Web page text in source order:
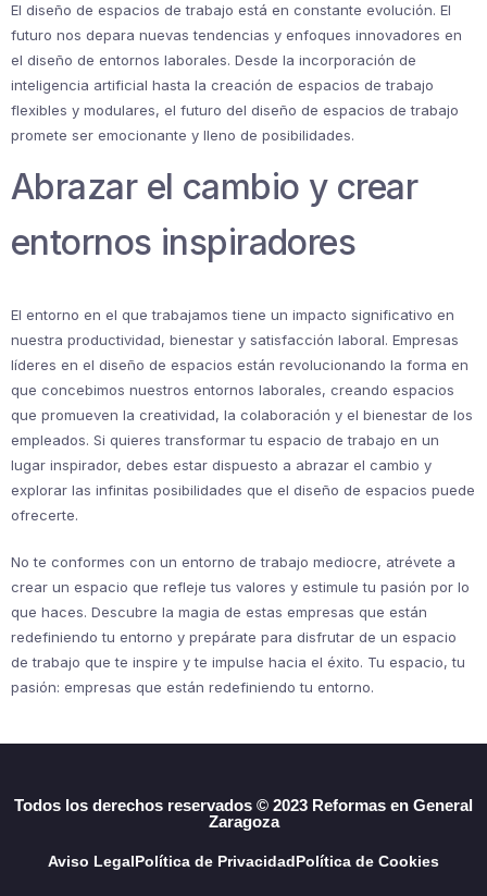
El diseño de espacios de trabajo está en constante evolución. El
futuro nos depara nuevas tendencias y enfoques innovadores en
el diseño de entornos laborales. Desde la incorporación de
inteligencia artificial hasta la creación de espacios de trabajo
flexibles y modulares, el futuro del diseño de espacios de trabajo
promete ser emocionante y lleno de posibilidades.
Abrazar el cambio y crear
entornos inspiradores
El entorno en el que trabajamos tiene un impacto significativo en
nuestra productividad, bienestar y satisfacción laboral. Empresas
líderes en el diseño de espacios están revolucionando la forma en
que concebimos nuestros entornos laborales, creando espacios
que promueven la creatividad, la colaboración y el bienestar de los
empleados. Si quieres transformar tu espacio de trabajo en un
lugar inspirador, debes estar dispuesto a abrazar el cambio y
explorar las infinitas posibilidades que el diseño de espacios puede
ofrecerte.
No te conformes con un entorno de trabajo mediocre, atrévete a
crear un espacio que refleje tus valores y estimule tu pasión por lo
que haces. Descubre la magia de estas empresas que están
redefiniendo tu entorno y prepárate para disfrutar de un espacio
de trabajo que te inspire y te impulse hacia el éxito. Tu espacio, tu
pasión: empresas que están redefiniendo tu entorno.
Todos los derechos reservados © 2023 Reformas en General
Zaragoza
Aviso LegalPolítica de PrivacidadPolítica de Cookies